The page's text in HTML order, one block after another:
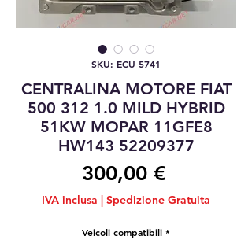
SKU: ECU 5741
CENTRALINA MOTORE FIAT
500 312 1.0 MILD HYBRID
51KW MOPAR 11GFE8
HW143 52209377
300,00 €
IVA inclusa | Spedizione Gratuita
Veicoli compatibili *